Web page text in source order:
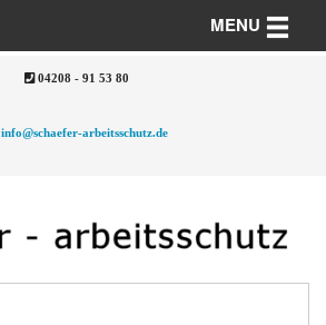
04208 - 91 53 80
info@schaefer-arbeitsschutz.de
MENU Toggle